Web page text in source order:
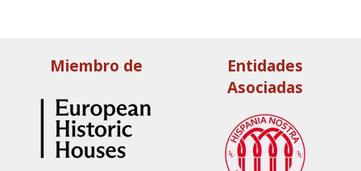
Miembro de
Entidades
Asociadas